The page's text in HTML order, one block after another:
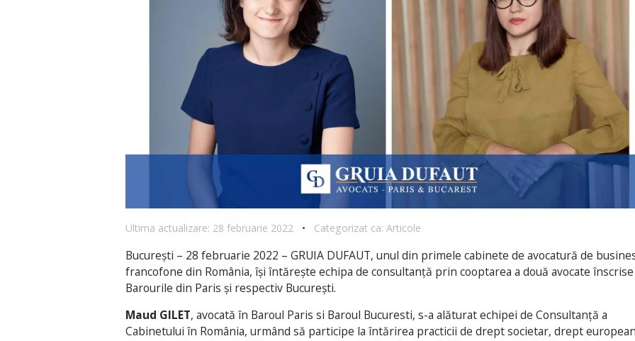
Ultima actualizare: 28 februarie 2022 • Categorizat ca: Articole
București – 28 februarie 2022 – GRUIA DUFAUT, unul din primele cabinete de avocatură de
francofone din România, îşi întăreşte echipa de consultanță prin cooptarea a două avocate
Barourile din Paris și respectiv București.
Maud GILET, avocată în Baroul Paris si Baroul Bucuresti, s-a alăturat echipei de Consultanță a
Cabinetului în România, urmând să participe la întărirea practicii de drept societar, drept